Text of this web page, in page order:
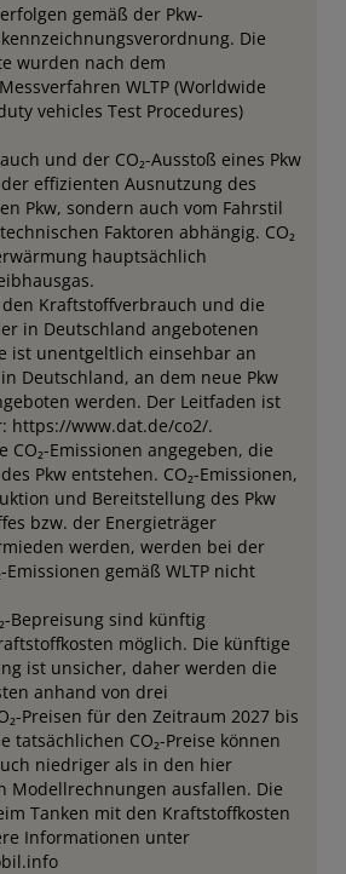
gemäß der Pkw-
Die
wurden nach dem
WLTP (Worldwide
vehicles Test Procedures)
und der CO₂-Ausstoß eines Pkw
effizienten Ausnutzung des
Pkw, sondern auch vom Fahrstil
Faktoren abhängig. CO₂
hauptsächlich
Kraftstoffverbrauch und die
in Deutschland angebotenen
ist unentgeltlich einsehbar an
Deutschland, an dem neue Pkw
werden. Der Leitfaden ist
https://www.dat.de/co2/.
CO₂-Emissionen angegeben, die
Pkw entstehen. CO₂-Emissionen,
und Bereitstellung des Pkw
bzw. der Energieträger
werden, werden bei der
gemäß WLTP nicht
Bepreisung sind künftig
möglich. Die künftige
ist unsicher, daher werden die
anhand von drei
Preisen für den Zeitraum 2027 bis
tatsächlichen CO₂-Preise können
niedriger als in den hier
Modellrechnungen ausfallen. Die
Tanken mit den Kraftstoffkosten
Informationen unter